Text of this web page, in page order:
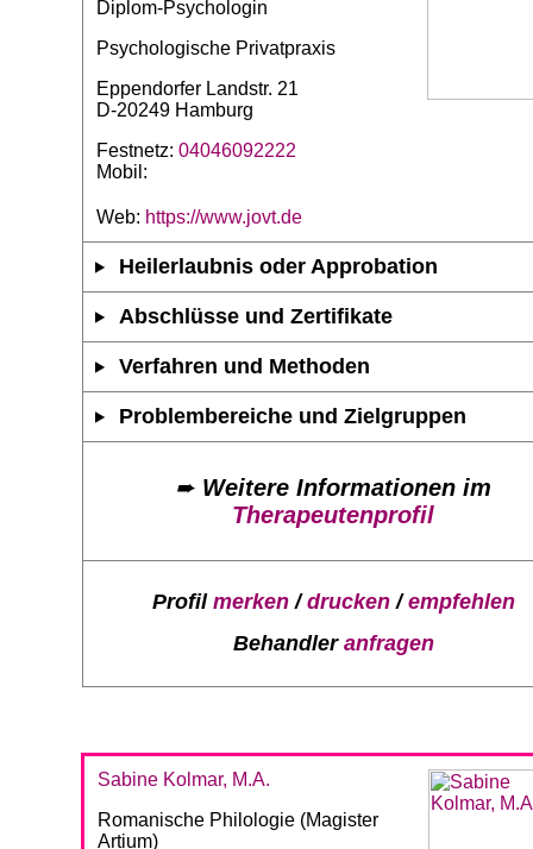
Diplom-Psychologin
Psychologische Privatpraxis
Eppendorfer Landstr. 21
D-20249 Hamburg
Festnetz: 04046092222
Mobil:
Web: https://www.jovt.de
Heilerlaubnis oder Approbation
Abschlüsse und Zertifikate
Verfahren und Methoden
Problembereiche und Zielgruppen
➨ Weitere Informationen im
Therapeutenprofil
Profil merken/drucken/empfehlen
Behandler anfragen
Sabine Kolmar, M.A.
Romanische Philologie (Magister
Artium)